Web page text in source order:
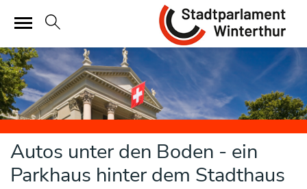
zur Startseite
Direkt zur Hauptnavigation
Direkt zum Inhalt
Direkt zur Suche
Direkt zum Stichwortverzeichnis
Autos unter den Boden - ein
Parkhaus hinter dem Stadthaus